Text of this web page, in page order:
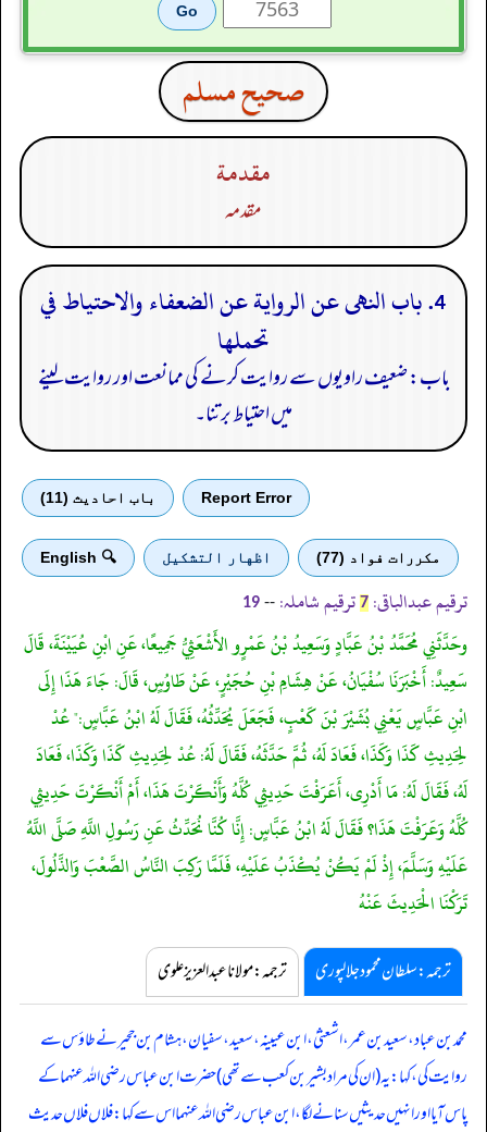
صحيح مسلم
مقدمة
مقدمہ
4. باب النهى عن الرواية عن الضعفاء والاحتياط في
تحملها
باب: ضعیف راویوں سے روایت کرنے کی ممانعت اور روایت لینے
میں احتیاط برتنا۔
Report Error باب احادیث (11)
مكررات فواد (77) اظهار التشكيل 🔍 English
ترقیم عبدالباقی: 7 ترقیم شاملہ: --
19
وحَدَّثَنِي مُحَمَّدُ بْنُ عَبَّادٍ وَسَعِيدُ بْنُ عَمْرٍو الأَشْعَثِيُّ جَمِيعًا، عَنِ ابْنِ عُيَيْنَةَ، قَالَ
سَعِيدٌ: أَخْبَرَنَا سُفْيَانُ، عَنْ هِشَامِ بْنِ حُجَيْرٍ، عَنْ طَاوُسٍ، قَالَ: جَاءَ هَذَا إِلَى
ابْنِ عَبَّاسٍ يَعْنِي بُشَيْرَ بْنَ كَعْبٍ، فَجَعَلَ يُحَدِّثُهُ، فَقَالَ لَهُ ابْنُ عَبَّاسٍ:" عُدْ
لِحَدِيثِ كَذَا وَكَذَا، فَعَادَ لَهُ، ثُمَّ حَدَّثَهُ، فَقَالَ لَهُ: عُدْ لِحَدِيثِ كَذَا وَكَذَا، فَعَادَ
لَهُ، فَقَالَ لَهُ: مَا أَدْرِى، أَعَرَفْتَ حَدِيثِي كُلَّهُ وَأَنْكَرْتَ هَذَا، أَمْ أَنْكَرْتَ حَدِيثِي
كُلَّهُ وَعَرَفْتَ هَذَا؟ فَقَالَ لَهُ ابْنُ عَبَّاسٍ: إِنَّا كُنَّا نُحَدِّثُ عَنِ رَسُولِ اللَّهِ صَلَّى اللَّهُ
عَلَيْهِ وَسَلَّمَ، إِذْ لَمْ يَكُنْ يُكْذَبُ عَلَيْهِ، فَلَمَّا رَكِبَ النَّاسُ الصَّعْبَ وَالذَّلُولَ،
تَرَكْنَا الْحَدِيثَ عَنْهُ
ترجمہ:سلطان محمود جلالپوری ترجمہ:مولانا عبدالعزیز علوی
محمد بن عباد، سعید بن عمر، اشعثیٰ، ابن عیینہ، سعید، سفیان، ہشام بن جحیر نے طاؤس سے
روایت کی، کہا: یہ (ان کی مراد بشیر بن کعب سے تھی) حضرت ابن عباس رضی اللہ عنہما کے
پاس آیا اور انہیں حدیثیں سنانے لگا، ابن عباس رضی اللہ عنہما اس سے کہا: فلاں فلاں حدیث